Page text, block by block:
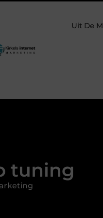
zo trek je meer
Uit De
tuning